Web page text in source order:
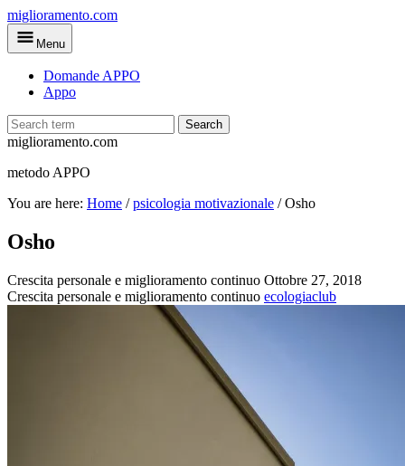
Skip
to
main
miglioramento.com
Menu
Domande APPO
Appo
Search
miglioramento.com
metodo APPO
You are here: Home /psicologia motivazionale /Osho
Osho
Crescita personale e miglioramento continuo Ottobre 27, 2018
Crescita personale e miglioramento continuo ecologiaclub